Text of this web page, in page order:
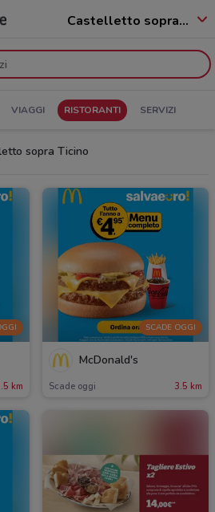
Castelletto sopra Ticino - 28053
VIAGGI RISTORANTI SERVIZI
sopra Ticino
km
SCADE OGGI
McDonald's
Scade oggi 3.5 km